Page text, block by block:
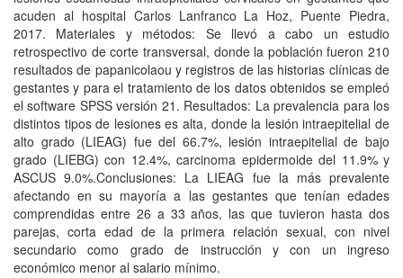
acuden al hospital Carlos Lanfranco La Hoz, Puente Piedra,
2017. Materiales y métodos: Se llevó a cabo un estudio
retrospectivo de corte transversal, donde la población fueron 210
resultados de papanicolaou y registros de las historias clínicas de
gestantes y para el tratamiento de los datos obtenidos se empleó
el software SPSS versión 21. Resultados: La prevalencia para los
distintos tipos de lesiones es alta, donde la lesión intraepitelial de
alto grado (LIEAG) fue del 66.7%, lesión intraepitelial de bajo
grado (LIEBG) con 12.4%, carcinoma epidermoide del 11.9% y
ASCUS 9.0%.Conclusiones: La LIEAG fue la más prevalente
afectando en su mayoría a las gestantes que tenían edades
comprendidas entre 26 a 33 años, las que tuvieron hasta dos
parejas, corta edad de la primera relación sexual, con nivel
secundario como grado de instrucción y con un ingreso
económico menor al salario mínimo.